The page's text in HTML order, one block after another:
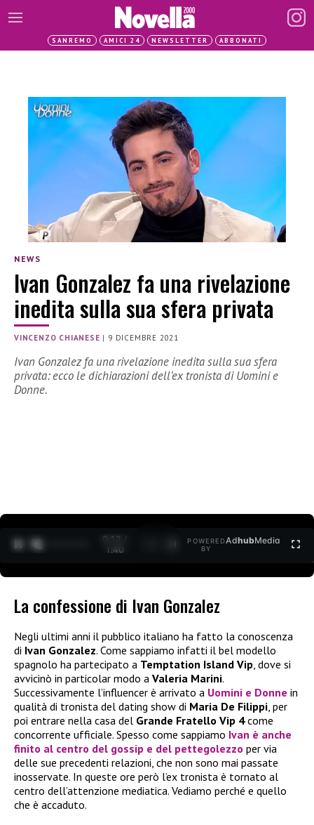
SANREMO AMICI 24 NEWSLETTER ABBONATI
NEWS
Ivan Gonzalez fa una rivelazione
inedita sulla sua sfera privata
VINCENZO CHIANESE | 9 DICEMBRE 2021
Ivan Gonzalez fa una rivelazione inedita sulla sua sfera
privata: ecco le dichiarazioni dell’ex tronista di Uomini e
Donne.
0:12 /
1:40
POWERED
BY
AdhubMedia
La confessione di Ivan Gonzalez
Negli ultimi anni il pubblico italiano ha fatto la conoscenza
di Ivan Gonzalez. Come sappiamo infatti il bel modello
spagnolo ha partecipato a Temptation Island Vip, dove si
avvicinò in particolar modo a Valeria Marini.
Successivamente l’influencer è arrivato a Uomini e Donne in
qualità di tronista del dating show di Maria De Filippi, per
poi entrare nella casa del Grande Fratello Vip 4come
concorrente ufficiale. Spesso come sappiamo Ivan è anche
finito al centro del gossip e del pettegolezzo per via
delle sue precedenti relazioni, che non sono mai passate
inosservate. In queste ore però l’ex tronista è tornato al
centro dell’attenzione mediatica. Vediamo perché e quello
che è accaduto.